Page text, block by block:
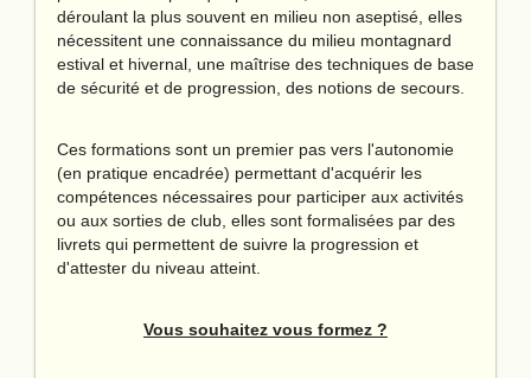
déroulant la plus souvent en milieu non aseptisé, elles
nécessitent une connaissance du milieu montagnard
estival et hivernal, une maîtrise des techniques de base
de sécurité et de progression, des notions de secours.
Ces formations sont un premier pas vers l'autonomie
(en pratique encadrée) permettant d'acquérir les
compétences nécessaires pour participer aux activités
ou aux sorties de club, elles sont formalisées par des
livrets qui permettent de suivre la progression et
d'attester du niveau atteint.
Vous souhaitez vous formez ?